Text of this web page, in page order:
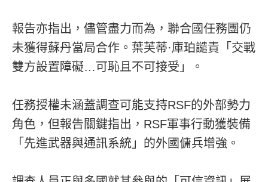
報告亦指出，儘管盡力而為，聯合國任務團仍
未獲得蘇丹當局合作。葉芙蒂·庫珀譴責「交戰
雙方設置障礙…可恥且不可接受」。
任務授權未涵蓋調查可能支持RSF的外部勢力
角色，但報告關鍵指出，RSF軍事行動獲裝備
「先進武器與通訊系統」的外國傭兵增強。